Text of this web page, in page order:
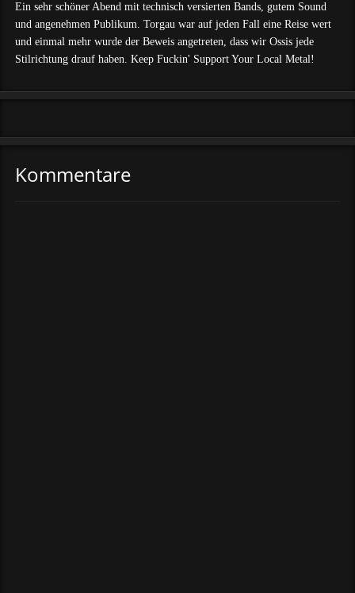
Ein sehr schöner Abend mit technisch versierten Bands, gutem Sound
und angenehmen Publikum. Torgau war auf jeden Fall eine Reise wert
und einmal mehr wurde der Beweis angetreten, dass wir Ossis jede
Stilrichtung drauf haben. Keep Fuckin' Support Your Local Metal!
Kommentare